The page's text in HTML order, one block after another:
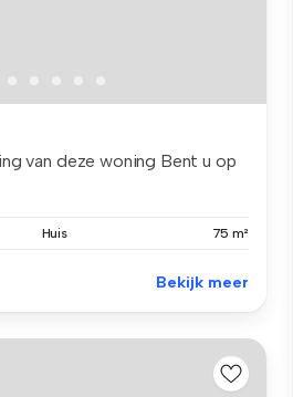
van deze woning Bent u op
Huis 75 m²
Bekijk meer